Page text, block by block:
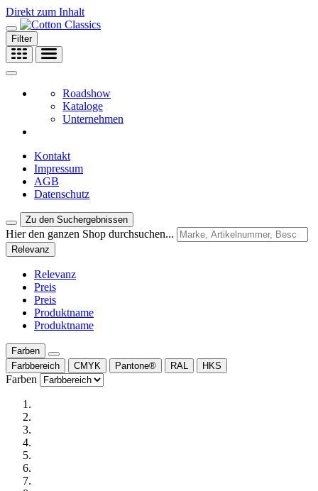
Direkt zum Inhalt
Filter
Roadshow
Kataloge
Unternehmen
Kontakt
Impressum
AGB
Datenschutz
Zu den Suchergebnissen
Hier den ganzen Shop durchsuchen...
Relevanz
Relevanz
Preis
Preis
Produktname
Produktname
Farben
Farbbereich
CMYK Pantone® RAL HKS
Farben